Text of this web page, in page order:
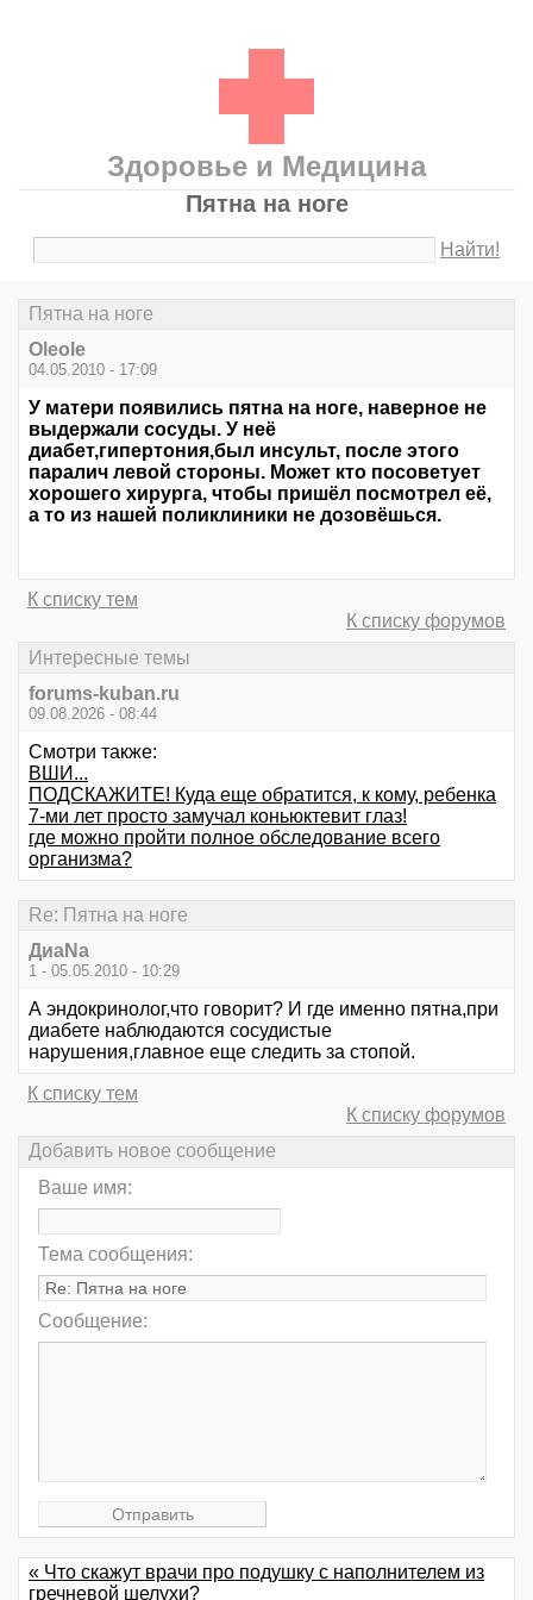
Здоровье и Медицина
Пятна на ноге
Найти!
Пятна на ноге
Oleole
04.05.2010 - 17:09
У матери появились пятна на ноге, наверное не
выдержали сосуды. У неё
диабет,гипертония,был инсульт, после этого
паралич левой стороны. Может кто посоветует
хорошего хирурга, чтобы пришёл посмотрел её,
а то из нашей поликлиники не дозовёшься.
К списку тем
К списку форумов
Интересные темы
forums-kuban.ru
09.08.2026 - 08:44
Смотри также:
ВШИ...
ПОДСКАЖИТЕ! Куда еще обратится, к кому, ребенка
7-ми лет просто замучал коньюктевит глаз!
где можно пройти полное обследование всего
организма?
Re: Пятна на ноге
ДиаNa
1 - 05.05.2010 - 10:29
А эндокринолог,что говорит? И где именно пятна,при
диабете наблюдаются сосудистые
нарушения,главное еще следить за стопой.
К списку тем
К списку форумов
Добавить новое сообщение
Ваше имя:
Тема сообщения:
Сообщение:
« Что скажут врачи про подушку с наполнителем из
гречневой шелухи?